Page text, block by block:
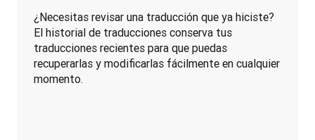
¿Necesitas revisar una traducción que ya hiciste?
El historial de traducciones conserva tus
traducciones recientes para que puedas
recuperarlas y modificarlas fácilmente en cualquier
momento.